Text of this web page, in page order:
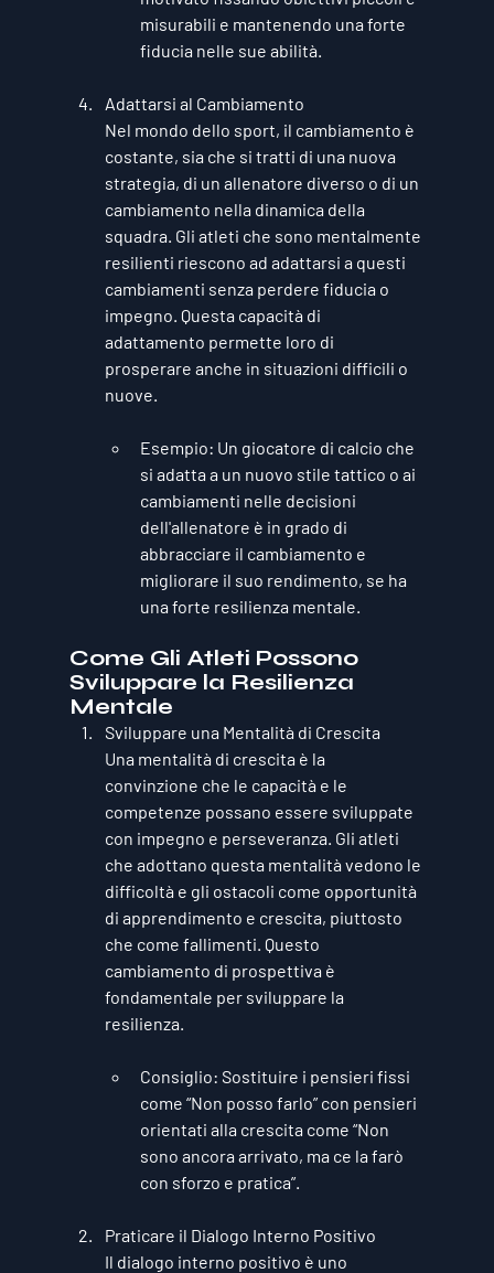
misurabili e mantenendo una forte
fiducia nelle sue abilità.
Adattarsi al Cambiamento
Nel mondo dello sport, il cambiamento è
costante, sia che si tratti di una nuova
strategia, di un allenatore diverso o di un
cambiamento nella dinamica della
squadra. Gli atleti che sono mentalmente
resilienti riescono ad adattarsi a questi
cambiamenti senza perdere fiducia o
impegno. Questa capacità di
adattamento permette loro di
prosperare anche in situazioni difficili o
nuove.
Esempio: Un giocatore di calcio che
si adatta a un nuovo stile tattico o ai
cambiamenti nelle decisioni
dell'allenatore è in grado di
abbracciare il cambiamento e
migliorare il suo rendimento, se ha
una forte resilienza mentale.
Come Gli Atleti Possono
Sviluppare la Resilienza
Mentale
Sviluppare una Mentalità di Crescita
Una mentalità di crescita è la
convinzione che le capacità e le
competenze possano essere sviluppate
con impegno e perseveranza. Gli atleti
che adottano questa mentalità vedono le
difficoltà e gli ostacoli come opportunità
di apprendimento e crescita, piuttosto
che come fallimenti. Questo
cambiamento di prospettiva è
fondamentale per sviluppare la
resilienza.
Consiglio: Sostituire i pensieri fissi
come “Non posso farlo” con pensieri
orientati alla crescita come “Non
sono ancora arrivato, ma ce la farò
con sforzo e pratica”.
Praticare il Dialogo Interno Positivo
Il dialogo interno positivo è uno